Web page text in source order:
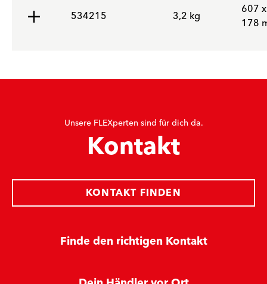
534215 3,2 kg
607
178
Unsere FLEXperten sind für dich da.
Kontakt
Finde den richtigen Kontakt
KONTAKT FINDEN